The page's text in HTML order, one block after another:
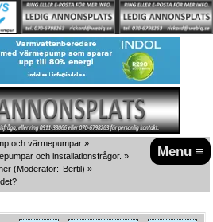
Menu ≡
och värmepumpar »
och installationsfrågor. »
(Moderator: Bertil) »